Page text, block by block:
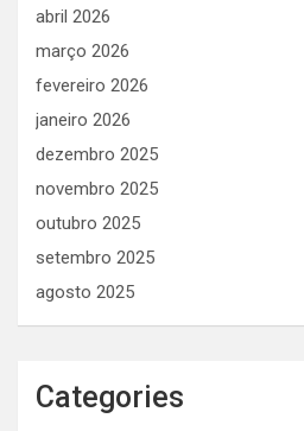
abril 2026
março 2026
fevereiro 2026
janeiro 2026
dezembro 2025
novembro 2025
outubro 2025
setembro 2025
agosto 2025
Categories